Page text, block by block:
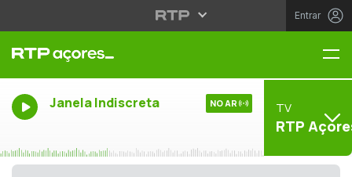
Entrar
Janela Indiscreta NO AR TV
RTP